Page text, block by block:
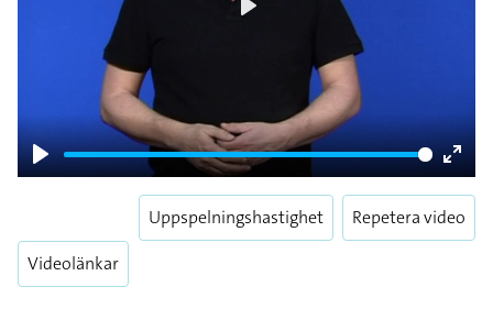
Play
Enter
Videolänkar
Uppspelningshastighet Repetera video